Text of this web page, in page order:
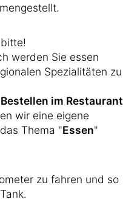
werden Sie essen
Spezialitäten zu
Bestellen im Restaurant
wir eine eigene
Thema "Essen"
zu fahren und so